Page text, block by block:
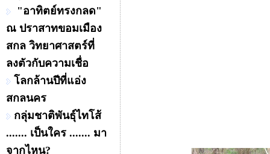
"อาทิตย์ทรงกลด"
ณ ปราสาทขอมเมือง
สกล วิทยาศาสตร์ที่
ลงตัวกับความเชื่อ
โลกล้านปีที่แอ่ง
สกลนคร
กลุ่มชาติพันธุ์ไทโส้
....... เป็นใคร ....... มา
จากไหน?